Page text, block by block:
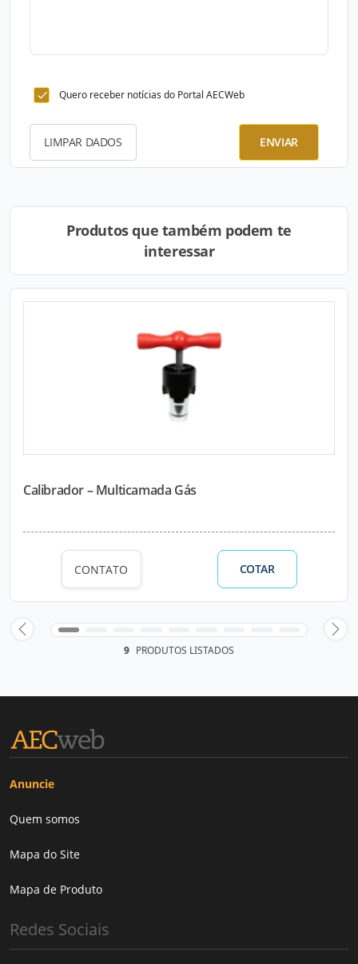
Quero receber notícias do Portal AECWeb
LIMPAR DADOS ENVIAR
Produtos que também podem te
interessar
Calibrador – Multicamada Gás
CONTATO COTAR
9 PRODUTOS LISTADOS
Anuncie
Quem somos
Mapa do Site
Mapa de Produto
Redes Sociais